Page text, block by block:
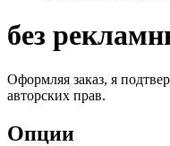
без
Оформляя заказ, я
авторских прав.
Опции